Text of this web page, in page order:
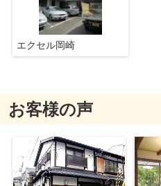
エクセル岡崎
お客様の声